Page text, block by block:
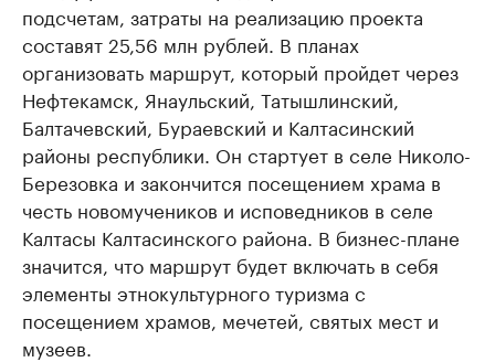
подсчетам, затраты на реализацию проекта
составят 25,56 млн рублей. В планах
организовать маршрут, который пройдет через
Нефтекамск, Янаульский, Татышлинский,
Балтачевский, Бураевский и Калтасинский
районы республики. Он стартует в селе Николо-
Березовка и закончится посещением храма в
честь новомучеников и исповедников в селе
Калтасы Калтасинского района. В бизнес-плане
значится, что маршрут будет включать в себя
элементы этнокультурного туризма с
посещением храмов, мечетей, святых мест и
музеев.